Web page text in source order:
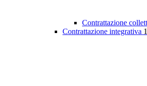
Contrattazione
Contrattazione integrativa